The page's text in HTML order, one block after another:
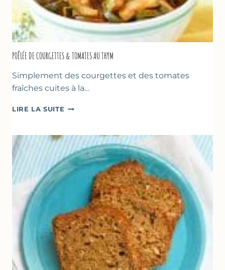
POÊLÉE DE COURGETTES & TOMATES AU THYM
Simplement des courgettes et des tomates
fraîches cuites à la…
LIRE LA SUITE POÊLÉE
&
TOMATES
AU
THYM